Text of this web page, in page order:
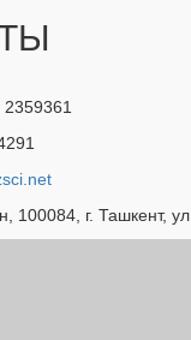
100084, г. Ташкент,